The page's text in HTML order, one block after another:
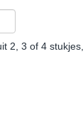
2, 3 of 4